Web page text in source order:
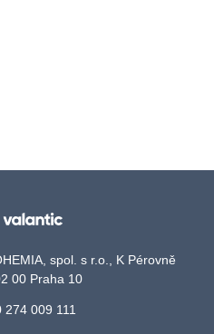
spol. s r.o., K Pérovně
00 Praha 10
274 009 111